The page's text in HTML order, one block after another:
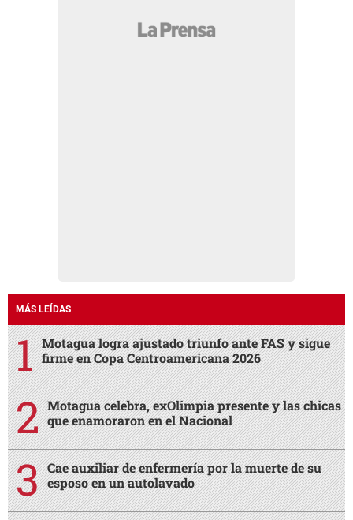
MÁS LEÍDAS
Motagua logra ajustado triunfo ante FAS y sigue
firme en Copa Centroamericana 2026
Motagua celebra, exOlimpia presente y las chicas
que enamoraron en el Nacional
Cae auxiliar de enfermería por la muerte de su
esposo en un autolavado